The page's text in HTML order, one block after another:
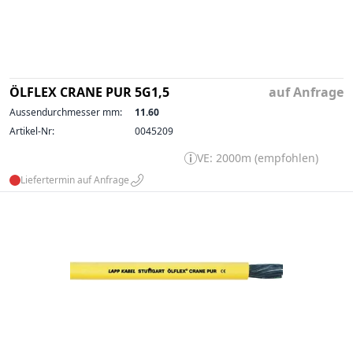
ÖLFLEX CRANE PUR 5G1,5 auf Anfrage
Aussendurchmesser mm:
11.60
Artikel-Nr:
0045209
VE: 2000m (empfohlen)
Liefertermin auf Anfrage